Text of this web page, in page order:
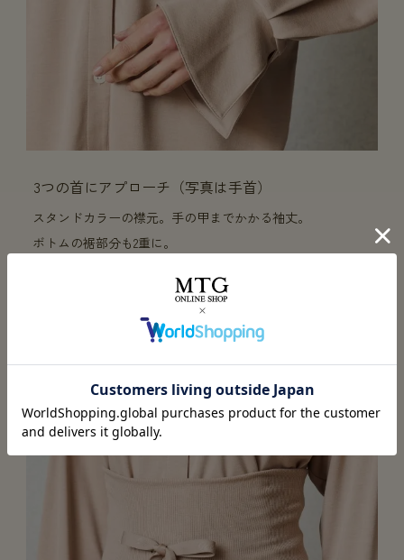
3つの首にアプローチ（写真は手首）
スタンドカラーの襟元。手の甲までかかる袖丈。
ボトムの裾部分も2重に。